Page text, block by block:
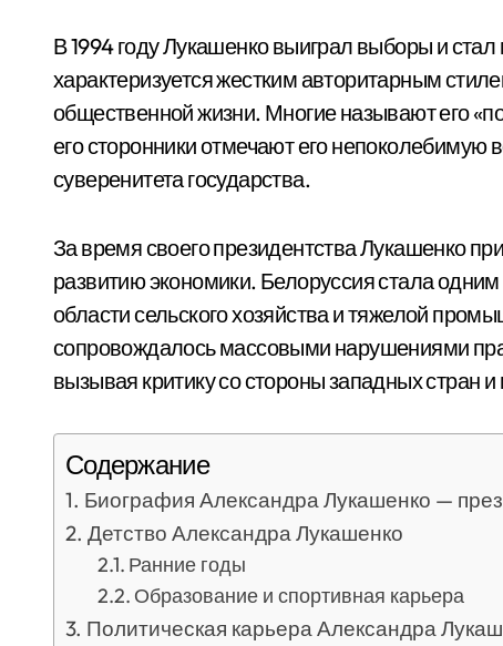
В 1994 году Лукашенко выиграл выборы и
характеризуется жестким авторитарным
общественной жизни. Многие называют его
его сторонники отмечают его
суверенитета государства.
За время своего президентства Лукашенко
развитию экономики. Белоруссия стала
области сельского хозяйства и тяжелой
сопровождалось массовыми нарушениями
вызывая критику со стороны западных стран
Содержание
Биография Александра Лукашенко —
Детство Александра Лукашенко
Ранние годы
Образование и спортивная карьера
Политическая карьера Александра